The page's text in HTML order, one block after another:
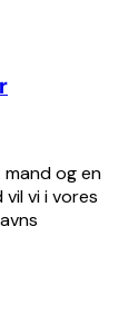
og en
vi i vores